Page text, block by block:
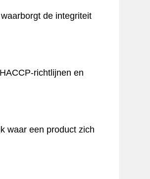
de integriteit
richtlijnen en
waar een product zich